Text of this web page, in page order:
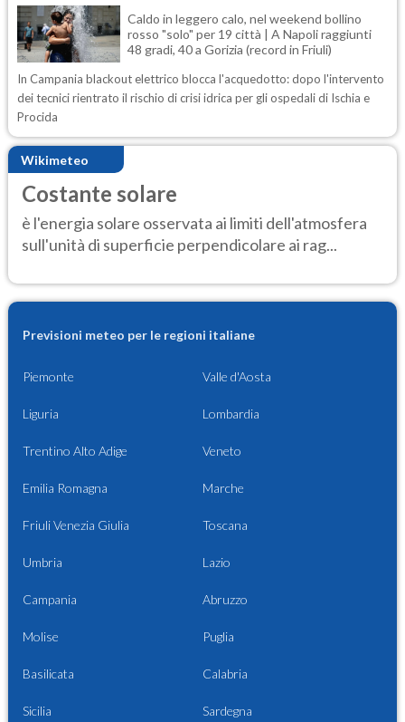
Caldo in leggero calo, nel weekend bollino
rosso "solo" per 19 città | A Napoli raggiunti
48 gradi, 40 a Gorizia (record in Friuli)
In Campania blackout elettrico blocca l'acquedotto: dopo l'intervento
dei tecnici rientrato il rischio di crisi idrica per gli ospedali di Ischia e
Procida
Wikimeteo
Costante solare
è l'energia solare osservata ai limiti dell'atmosfera
sull'unità di superficie perpendicolare ai rag...
Previsioni meteo per le regioni italiane
Piemonte Valle d'Aosta
Liguria Lombardia
Trentino Alto Adige Veneto
Emilia Romagna Marche
Friuli Venezia Giulia Toscana
Umbria Lazio
Campania Abruzzo
Molise Puglia
Basilicata Calabria
Sicilia Sardegna